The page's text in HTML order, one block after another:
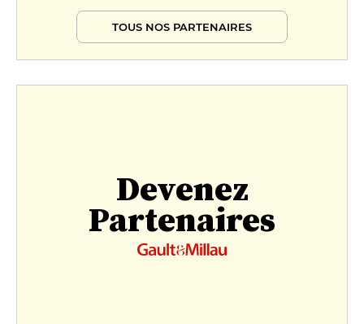
TOUS NOS PARTENAIRES
Devenez
Partenaires